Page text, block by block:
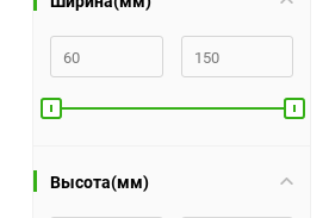
Помпы
Пневматический
Плитка
Высота(мм)